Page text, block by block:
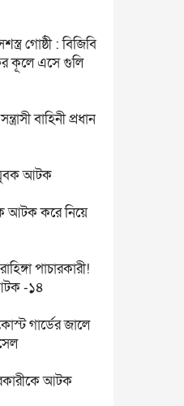
গোষ্ঠী : বিজিবি
কূলে এসে গুলি
বাহিনী প্রধান
যুবক আটক
আটক করে নিয়ে
পাচারকারী!
-১৪
গার্ডের জালে
আটক